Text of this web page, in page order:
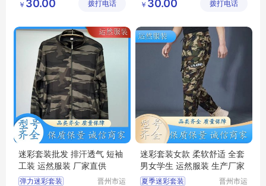
迷彩套装批发
丛林迷彩服
工厂
￥ 30.00 拨打电话
男款迷彩套装
丛林迷彩服
工厂
￥ 30.00 拨打电话
迷彩套装批发 排汗透气 短袖
工装 运然服装 厂家直供
弹力迷彩套装
晋州市运
迷彩套装女款 柔软舒适 全套
男女学生 运然服装 生产厂家
夏季迷彩套装
晋州市运